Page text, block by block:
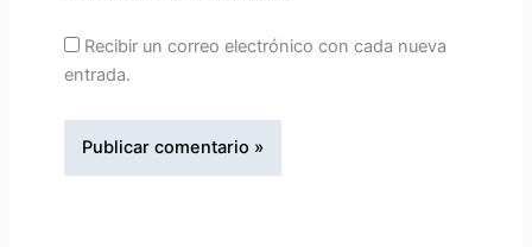
Recibir un correo electrónico con cada nueva
entrada.